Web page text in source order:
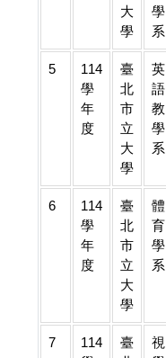
大
學
學
系
5
114
學
年
度
臺
北
市
立
大
學
英
語
教
學
系
6
114
學
年
度
臺
北
市
立
大
學
體
育
學
系
7
114
臺
視